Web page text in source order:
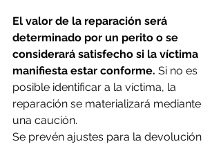
El valor de la reparación será
determinado por un perito o se
considerará satisfecho si la víctima
manifiesta estar conforme. Si no es
posible identificar a la víctima, la
reparación se materializará mediante
una caución.
Se prevén ajustes para la devolución